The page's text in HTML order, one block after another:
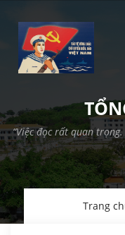
“Việc đọc rất quan
Trang